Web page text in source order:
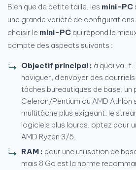
Bien que de petite taille, les mini-PC
une grande variété de
choisir le mini-PC qui répond le
compte des aspects suivants :
Objectif principal : à quoi va-t-
naviguer, d'envoyer des
tâches bureautiques de base, un
Celeron/Pentium ou AMD Athlon
multitâche plus exigeant, le
logiciels plus lourds, optez pour
AMD Ryzen 3/5.
RAM : pour une utilisation de
mais 8 Go est la norme